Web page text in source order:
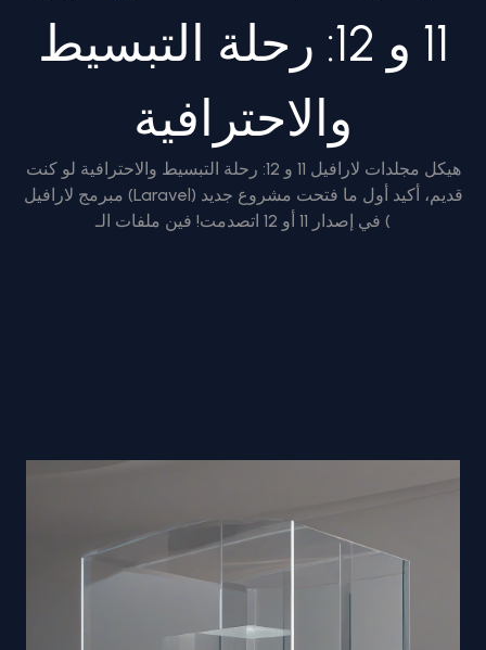
11 و 12: رحلة التبسيط
والاحترافية
هيكل مجلدات لارافيل 11 و 12: رحلة التبسيط والاحترافية لو كنت
مبرمج لارافيل (Laravel) قديم، أكيد أول ما فتحت مشروع جديد
في إصدار 11 أو 12 اتصدمت! فين ملفات الـ (